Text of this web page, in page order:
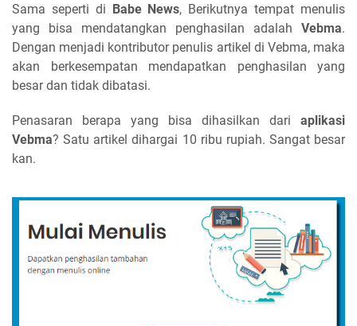
Sama seperti di Babe News, Berikutnya tempat menulis
yang bisa mendatangkan penghasilan adalah Vebma.
Dengan menjadi kontributor penulis artikel di Vebma, maka
akan berkesempatan mendapatkan penghasilan yang
besar dan tidak dibatasi.
Penasaran berapa yang bisa dihasilkan dari aplikasi
Vebma? Satu artikel dihargai 10 ribu rupiah. Sangat besar
kan.